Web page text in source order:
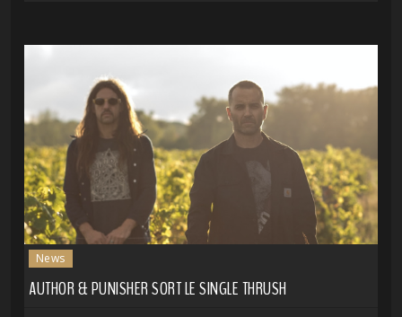
News
AUTHOR & PUNISHER SORT LE SINGLE THRUSH